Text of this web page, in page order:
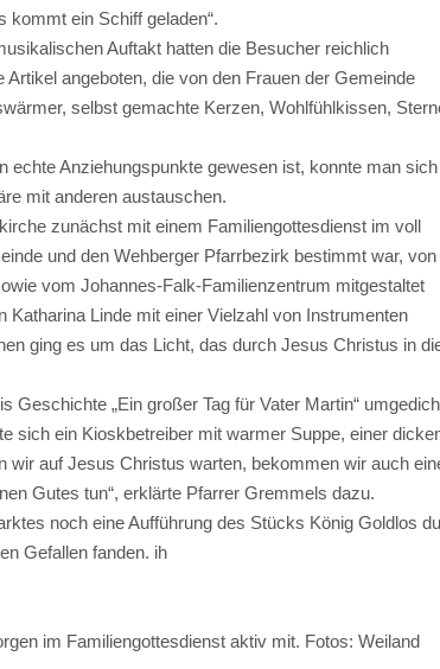
kommt ein Schiff geladen“.
Auftakt hatten die Besucher reichlich
angeboten, die von den Frauen der Gemeinde
selbst gemachte Kerzen, Wohlfühlkissen,
echte Anziehungspunkte gewesen ist, konnte man sich
mit anderen austauschen.
zunächst mit einem Familiengottesdienst im voll
und den Wehberger Pfarrbezirk bestimmt war, von
vom Johannes-Falk-Familienzentrum mitgestaltet
Linde mit einer Vielzahl von Instrumenten
ging es um das Licht, das durch Jesus Christus in
Geschichte „Ein großer Tag für Vater Martin“
sich ein Kioskbetreiber mit warmer Suppe, einer
wir auf Jesus Christus warten, bekommen wir auch
Gutes tun“, erklärte Pfarrer Gremmels dazu.
noch eine Aufführung des Stücks König Goldlos
Gefallen fanden. ih
im Familiengottesdienst aktiv mit. Fotos: Weiland